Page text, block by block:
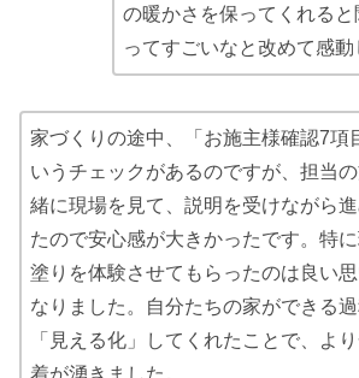
の暖かさを保ってくれる
ってすごいなと改めて感動
家づくりの途中、「お施主様確認7項
いうチェックがあるのですが、担当
緒に現場を見て、説明を受けながら
たので安心感が大きかったです。特
塗りを体験させてもらったのは良い
なりました。自分たちの家ができる
「見える化」してくれたことで、よ